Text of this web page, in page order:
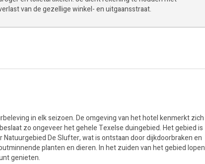
van de gezellige winkel- en uitgaansstraat.
in elk seizoen. De omgeving van het hotel kenmerkt zich
zo ongeveer het gehele Texelse duingebied. Het gebied is
De Slufter, wat is ontstaan door dijkdoorbraken en
planten en dieren. In het zuiden van het gebied lopen
genieten.